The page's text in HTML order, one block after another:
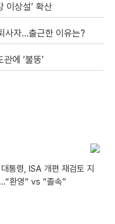
이상설’ 확산
사자…출근한 이유는?
에 ‘불똥’
통령, ISA 개편 재검토 지
환영” vs “졸속”